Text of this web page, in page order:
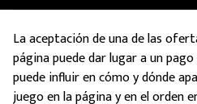
La aceptación de una de las
página puede dar lugar a un
puede influir en cómo y dónde
juego en la página y en el orden